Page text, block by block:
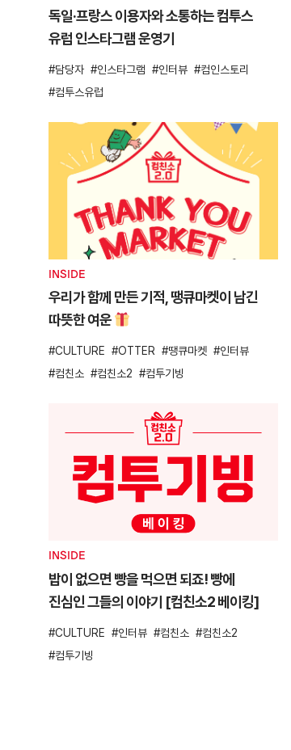
독일·프랑스 이용자와 소통하는 컴투스
유럽 인스타그램 운영기
담당자 인스타그램 인터뷰
컴인스토리
컴투스유럽
INSIDE
우리가 함께 만든 기적, 땡큐마켓이 남긴
따뜻한 여운
CULTURE OTTER 땡큐마켓
인터뷰
컴친소
컴친소2 컴투기빙
INSIDE
밥이 없으면 빵을 먹으면 되죠! 빵에
진심인 그들의 이야기 [컴친소2 베이킹]
CULTURE 인터뷰 컴친소
컴친소2
컴투기빙